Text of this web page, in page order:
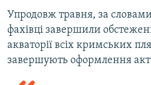
Упродовж травня, за
фахівці завершили
акваторії всіх кримських
завершують оформлення